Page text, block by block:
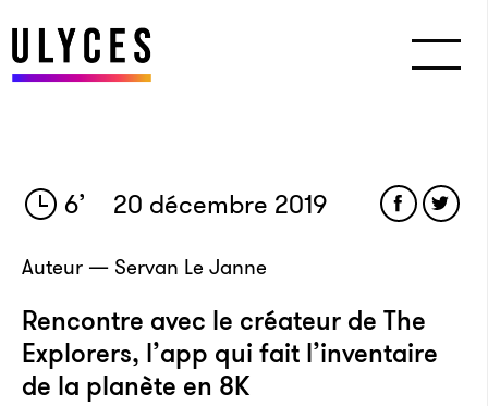
6’ 20 décembre 2019
Auteur — Servan Le Janne
Rencontre avec le créateur de The
Explorers, l’app qui fait l’inventaire
de la planète en 8K